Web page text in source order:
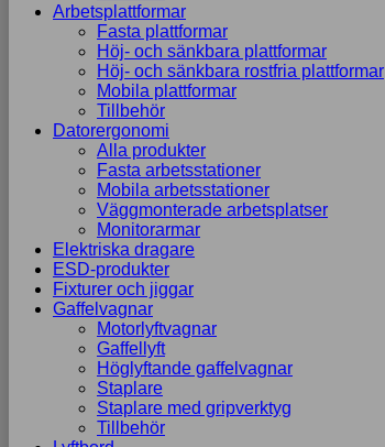
Arbetsplattformar
Fasta plattformar
Höj- och sänkbara plattformar
Höj- och sänkbara rostfria plattformar
Mobila plattformar
Tillbehör
Datorergonomi
Alla produkter
Fasta arbetsstationer
Mobila arbetsstationer
Väggmonterade arbetsplatser
Monitorarmar
Elektriska dragare
ESD-produkter
Fixturer och jiggar
Gaffelvagnar
Motorlyftvagnar
Gaffellyft
Höglyftande gaffelvagnar
Staplare
Staplare med gripverktyg
Tillbehör